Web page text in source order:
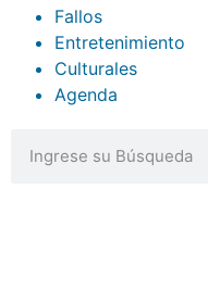
Fallos
Entretenimiento
Culturales
Agenda